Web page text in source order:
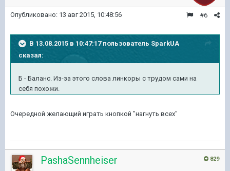
#6
Опубликовано: 13 авг 2015, 10:48:56
В 13.08.2015 в 10:47:17 пользователь SparkUA
сказал:
Б - Баланс. Из-за этого слова линкоры с трудом сами на
себя похожи.
Очередной желающий играть кнопкой "нагнуть всех"
829
PashaSennheiser